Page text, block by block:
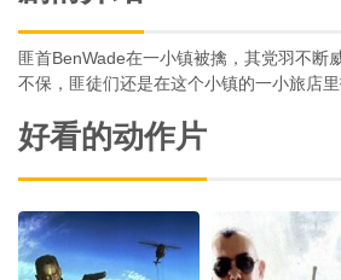
匪首BenWade在一小镇被擒，其党羽不断
不保，匪徒们还是在这个小镇的一小旅店
好看的动作片